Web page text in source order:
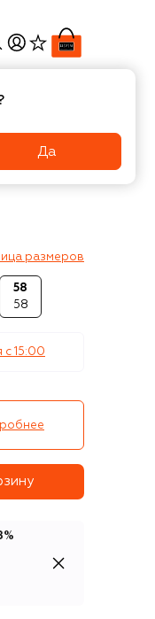
размеров
58
58
c 15:00
Да